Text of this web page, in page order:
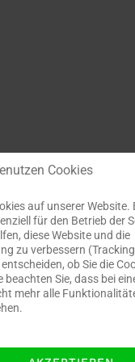
Cookies
auf unserer Website.
für den Betrieb der
diese Website und die
zu verbessern
ob Sie die
beachten Sie, dass bei
mehr alle